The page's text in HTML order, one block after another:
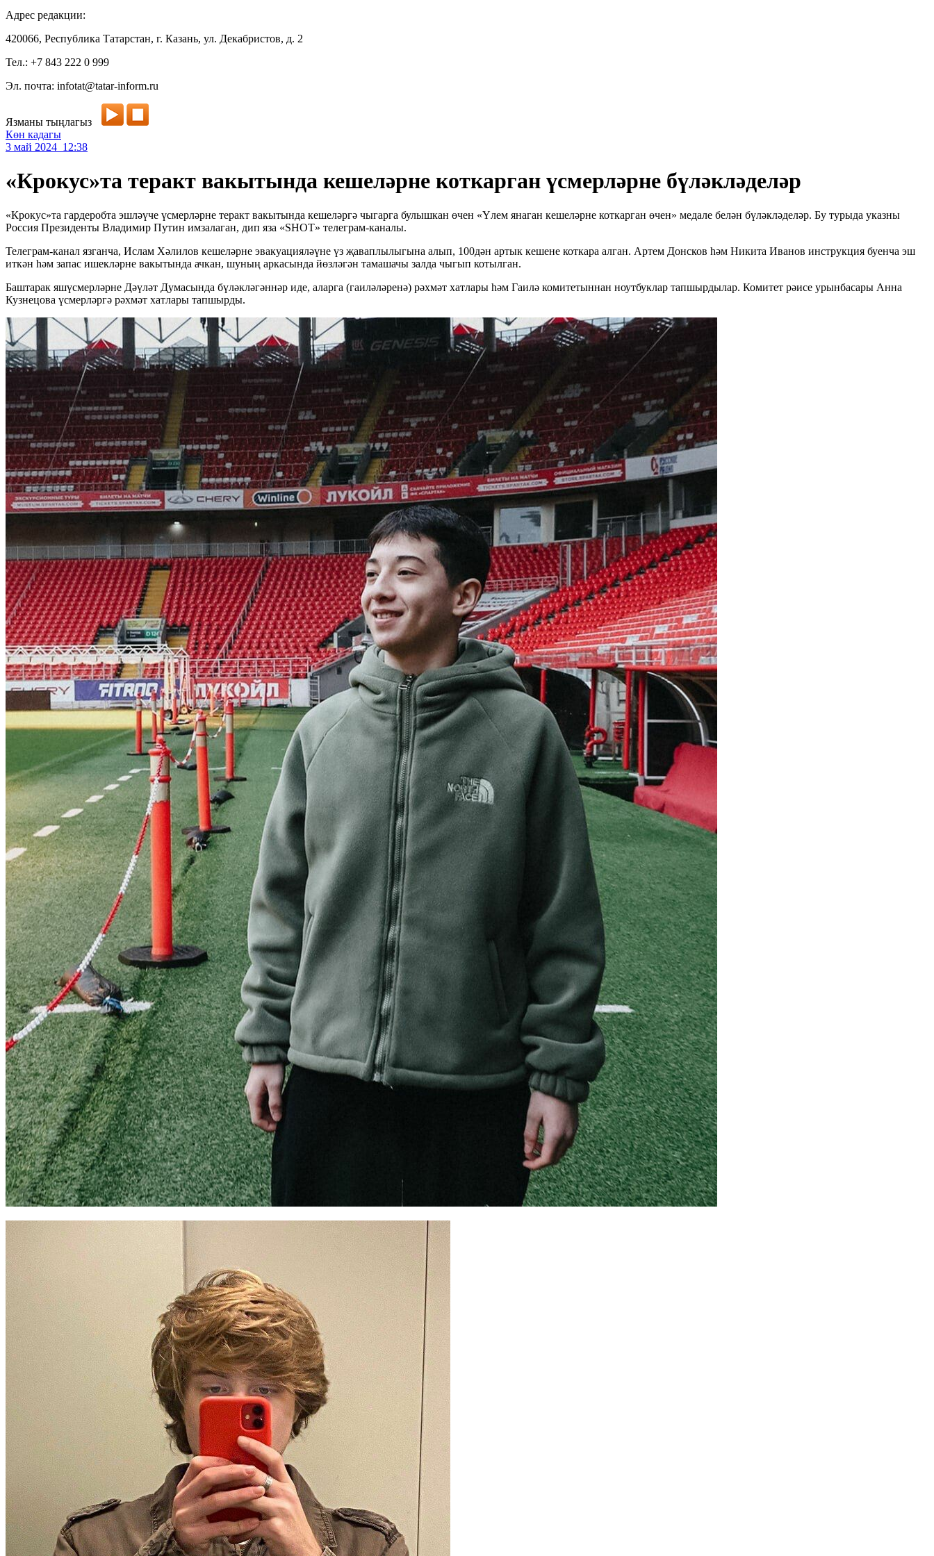
Адрес редакции:
420066, Республика Татарстан, г. Казань, ул. Декабристов, д. 2
Тел.: +7 843 222 0 999
Эл. почта: infotat@tatar-inform.ru
Язманы тыңлагыз
Көн кадагы
3 май 2024 12:38
«Крокус»та теракт вакытында кешеләрне коткарган үсмерләрне бүләкләделәр
«Крокус»та гардеробта эшләүче үсмерләрне теракт вакытында кешеләргә чыгарга булышкан өчен «Үлем янаган кешеләрне коткарган өчен» медале белән бүләкләделәр. Бу турыда указны
Россия Президенты Владимир Путин имзалаган, дип яза «SHOT» телеграм-каналы.
Телеграм-канал язганча, Ислам Хәлилов кешеләрне эвакуацияләүне үз җаваплылыгына алып, 100дән артык кешене коткара алган. Артем Донсков һәм Никита Иванов инструкция буенча эш
иткән һәм запас ишекләрне вакытында ачкан, шуның аркасында йөзләгән тамашачы залда чыгып котылган.
Баштарак яшүсмерләрне Дәүләт Думасында бүләкләгәннәр иде, аларга (гаиләләренә) рәхмәт хатлары һәм Гаилә комитетыннан ноутбуклар тапшырдылар. Комитет рәисе урынбасары Анна
Кузнецова үсмерләргә рәхмәт хатлары тапшырды.